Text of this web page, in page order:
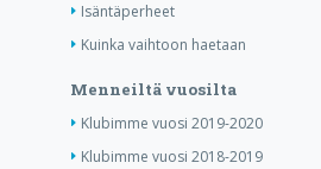
Isäntäperheet
Kuinka vaihtoon haetaan
Menneiltä vuosilta
Klubimme vuosi 2019-2020
Klubimme vuosi 2018-2019